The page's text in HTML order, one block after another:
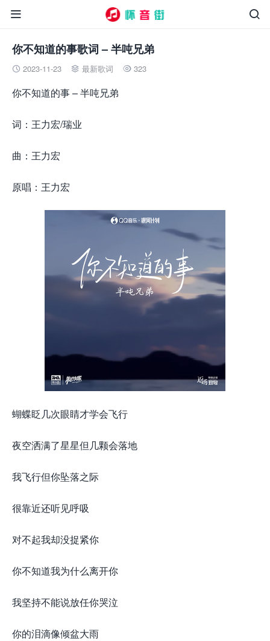


你不知道的事歌词 – 半吨兄弟
 2023-11-23  最新歌词  323
你不知道的事 – 半吨兄弟
词：王力宏/瑞业
曲：王力宏
原唱：王力宏
蝴蝶眨几次眼睛才学会飞行
夜空洒满了星星但几颗会落地
我飞行但你坠落之际
很靠近还听见呼吸
对不起我却没捉紧你
你不知道我为什么离开你
我坚持不能说放任你哭泣
你的泪滴像倾盆大雨